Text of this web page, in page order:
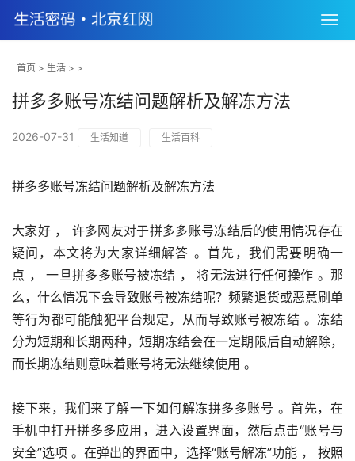
首页 > 生活 > >
拼多多账号冻结问题解析及解冻方法
2026-07-31 生活知道 生活百科
拼多多账号冻结问题解析及解冻方法
大家好 ， 许多网友对于拼多多账号冻结后的使用情况存在
疑问，本文将为大家详细解答 。首先，我们需要明确一
点 ， 一旦拼多多账号被冻结 ， 将无法进行任何操作 。那
么，什么情况下会导致账号被冻结呢？频繁退货或恶意刷单
等行为都可能触犯平台规定，从而导致账号被冻结 。冻结
分为短期和长期两种，短期冻结会在一定期限后自动解除，
而长期冻结则意味着账号将无法继续使用 。
接下来，我们来了解一下如何解冻拼多多账号 。首先，在
手机中打开拼多多应用，进入设置界面，然后点击“账号与
安全”选项 。在弹出的界面中，选择“账号解冻”功能 ， 按照